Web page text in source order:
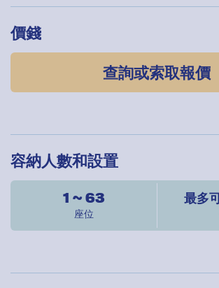
價錢
查詢或索取報價
容納人數和設置
1 ~ 63
座位
最多